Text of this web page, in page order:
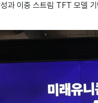
과 이중 스트림 TFT 모델